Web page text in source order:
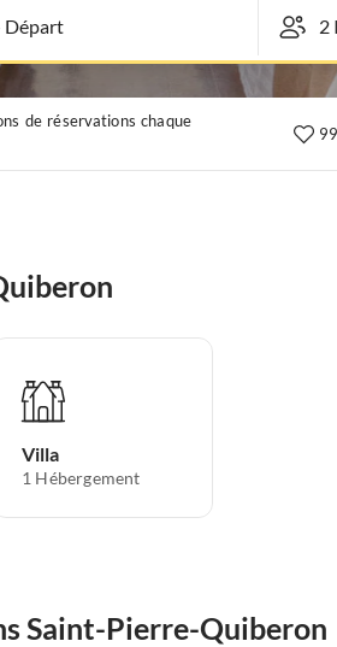
de réservations chaque
Villa
1 Hébergement
Saint-Pierre-Quiberon